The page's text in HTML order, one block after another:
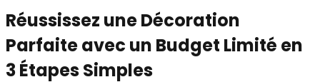
Réussissez une Décoration
Parfaite avec un Budget Limité en
3 Étapes Simples